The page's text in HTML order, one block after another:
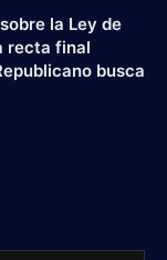
la Ley de
recta final
busca